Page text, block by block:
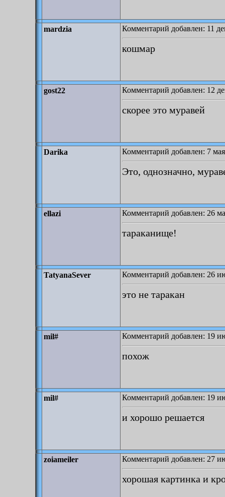
mardzia Комментарий добавлен: 11
кошмар
gost22 Комментарий добавлен: 12
скорее это муравей
Darika Комментарий добавлен: 7
Это, однозначно,
ellazi Комментарий добавлен: 26
тараканище!
TatyanaSever Комментарий добавлен: 26
это не таракан
mil# Комментарий добавлен: 19
похож
mil# Комментарий добавлен: 19
и хорошо решается
zoiameiler Комментарий добавлен: 27
хорошая картинка и